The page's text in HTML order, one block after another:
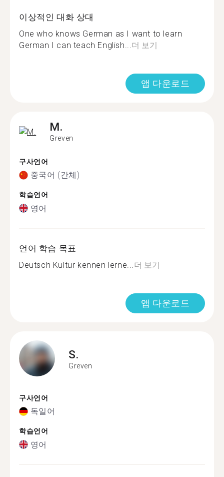
이상적인 대화 상대
One who knows German as I want to learn
German I can teach English... 더 보기
앱 다운로드
M.
Greven
구사언어
중국어 (간체)
학습언어
영어
언어 학습 목표
Deutsch Kultur kennen lerne... 더 보기
앱 다운로드
S.
Greven
구사언어
독일어
학습언어
영어